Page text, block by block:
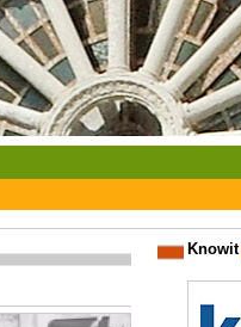
Knowit